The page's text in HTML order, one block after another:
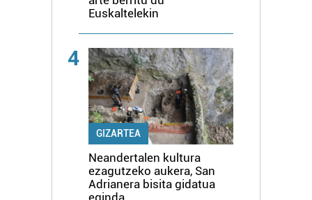
Euskaltelekin
4
GIZARTEA
Neandertalen kultura
ezagutzeko aukera, San
Adrianera bisita gidatua
eginda